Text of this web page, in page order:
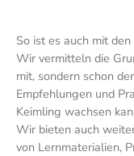
So ist es auch mit
Wir vermitteln die
mit, sondern schon
Empfehlungen und
Keimling wachsen
Wir bieten auch
von Lernmaterialien,